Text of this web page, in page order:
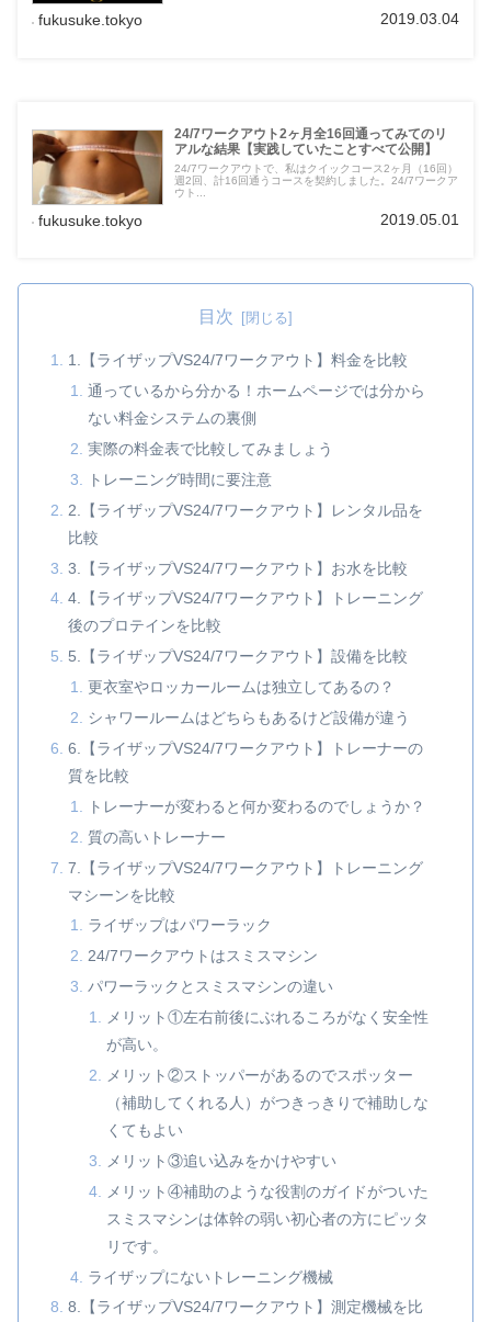
fukusuke.tokyo 2019.03.04
24/7ワークアウト2ヶ月全16回通ってみてのリ
アルな結果【実践していたことすべて公開】
24/7ワークアウトで、私はクイックコース2ヶ月（16回）
週2回、計16回通うコースを契約しました。24/7ワークア
ウト...
fukusuke.tokyo 2019.05.01
目次
1.【ライザップVS24/7ワークアウト】料金を比較
通っているから分かる！ホームページでは分から
ない料金システムの裏側
実際の料金表で比較してみましょう
トレーニング時間に要注意
2.【ライザップVS24/7ワークアウト】レンタル品を
比較
3.【ライザップVS24/7ワークアウト】お水を比較
4.【ライザップVS24/7ワークアウト】トレーニング
後のプロテインを比較
5.【ライザップVS24/7ワークアウト】設備を比較
更衣室やロッカールームは独立してあるの？
シャワールームはどちらもあるけど設備が違う
6.【ライザップVS24/7ワークアウト】トレーナーの
質を比較
トレーナーが変わると何か変わるのでしょうか？
質の高いトレーナー
7.【ライザップVS24/7ワークアウト】トレーニング
マシーンを比較
ライザップはパワーラック
24/7ワークアウトはスミスマシン
パワーラックとスミスマシンの違い
メリット①左右前後にぶれるころがなく安全性
が高い。
メリット②ストッパーがあるのでスポッター
（補助してくれる人）がつきっきりで補助しな
くてもよい
メリット③追い込みをかけやすい
メリット④補助のような役割のガイドがついた
スミスマシンは体幹の弱い初心者の方にピッタ
リです。
ライザップにないトレーニング機械
8.【ライザップVS24/7ワークアウト】測定機械を比